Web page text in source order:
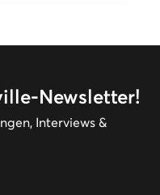
Newsletter!
Interviews &